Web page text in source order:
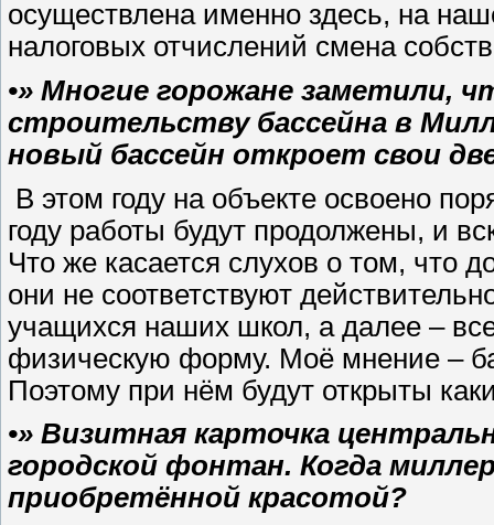
осуществлена именно здесь, на
налоговых отчислений смена
•» Многие горожане заметили,
строительству бассейна в
новый бассейн откроет свои
В этом году на объекте освоено
году работы будут продолжены, и
Что же касается слухов о том, что
они не соответствуют
учащихся наших школ, а далее –
физическую форму. Моё мнение –
Поэтому при нём будут открыты
•» Визитная карточка
городской фонтан. Когда
приобретённой красотой?